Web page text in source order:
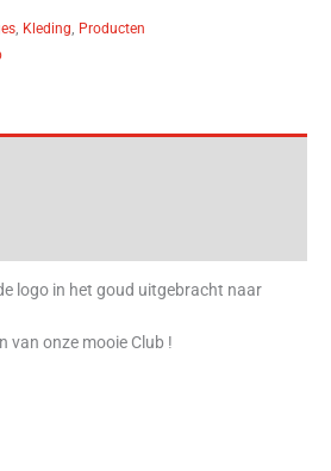
, Kleding, Producten
logo in het goud uitgebracht naar
van onze mooie Club !